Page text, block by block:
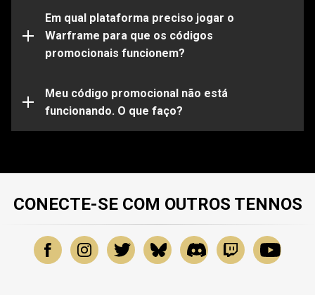
Em qual plataforma preciso jogar o
Warframe para que os códigos
promocionais funcionem?
determinadas plataformas. Certifique-se de entrar em
sua conta do Warframe vinculada à plataforma de sua
escolha.
Meu código promocional não está
funcionando. O que faço?
Seu código promocional pode já estar expirado ou já
problemas específicos, envie uma solicitação para
nossaEquipe de Suporte.
CONECTE-SE COM OUTROS TENNOS